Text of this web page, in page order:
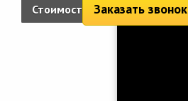
Стоимость: 3 211 руб.
Заказать звонок